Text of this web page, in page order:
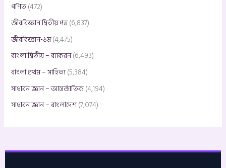
গণিত(472)
জীববিজ্ঞান দ্বিতীয় পত্র(6,837)
জীববিজ্ঞান-১ম(4,475)
বাংলা দ্বিতীয় – ব্যাকরন(6,493)
বাংলা প্রথম – সাহিত্য(5,384)
সাধারন জ্ঞান – আন্তর্জাতিক(4,194)
সাধারন জ্ঞান – বাংলাদেশ(7,074)